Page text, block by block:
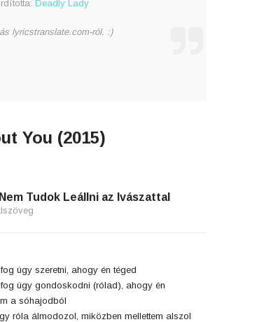
Deadly Lady
lyricstranslate.com-ról. :)
You (2015)
Tudok Leállni az Ivászattal
úgy szeretni, ahogy én téged
úgy gondoskodni (rólad), ahogy én
a sóhajodból
róla álmodozol, miközben mellettem alszol